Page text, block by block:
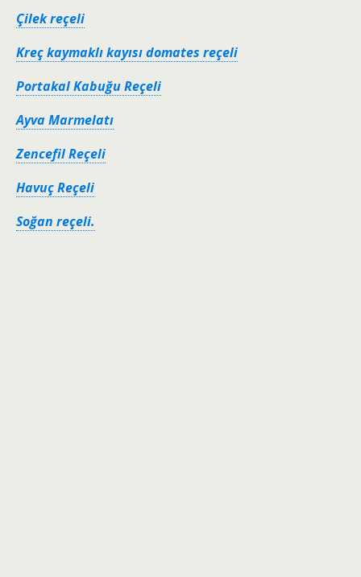
Çilek reçeli
Kreç kaymaklı kayısı domates reçeli
Portakal Kabuğu Reçeli
Ayva Marmelatı
Zencefil Reçeli
Havuç Reçeli
Soğan reçeli.